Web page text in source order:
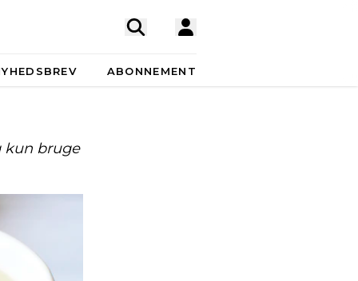
ABONNEMENT
kun bruge